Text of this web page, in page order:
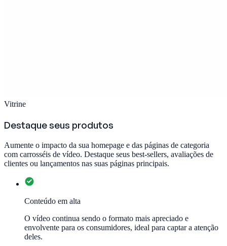
Vitrine
Destaque seus produtos
Aumente o impacto da sua homepage e das páginas de categoria
com carrosséis de vídeo. Destaque seus best-sellers, avaliações de
clientes ou lançamentos nas suas páginas principais.
Conteúdo em alta
O vídeo continua sendo o formato mais apreciado e
envolvente para os consumidores, ideal para captar a atenção
deles.